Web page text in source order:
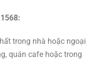
trong nhà hoặc ngoại
quán cafe hoặc trong